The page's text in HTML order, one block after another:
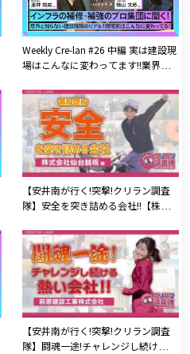
Weekly Cre-lan #26 中編 実は建設現
場はこんなに変わってます!!業界外
株式会社ホーク
【安井南が行く!突撃!クリラン調査
隊】安全を突き詰める会社!!【株式
【安井南が行く!突撃!クリラン調査
隊】闘魂一途!チャレンジし続ける熱